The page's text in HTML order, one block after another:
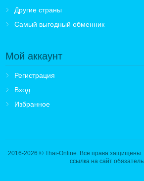
Другие страны
Самый выгодный обменник
Мой аккаунт
Регистрация
Вход
Избранное
2016-2026 © Thai-Online. Все права защищены.
ссылка на сайт